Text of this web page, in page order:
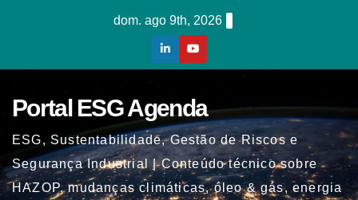
dom. ago 9th, 2026
Portal ESG Agenda
ESG, Sustentabilidade, Gestão de Riscos e
Segurança Industrial | Conteúdo técnico sobre
HAZOP, mudanças climáticas, óleo & gás, energia